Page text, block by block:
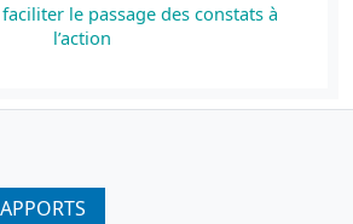
le passage des constats à
l’action